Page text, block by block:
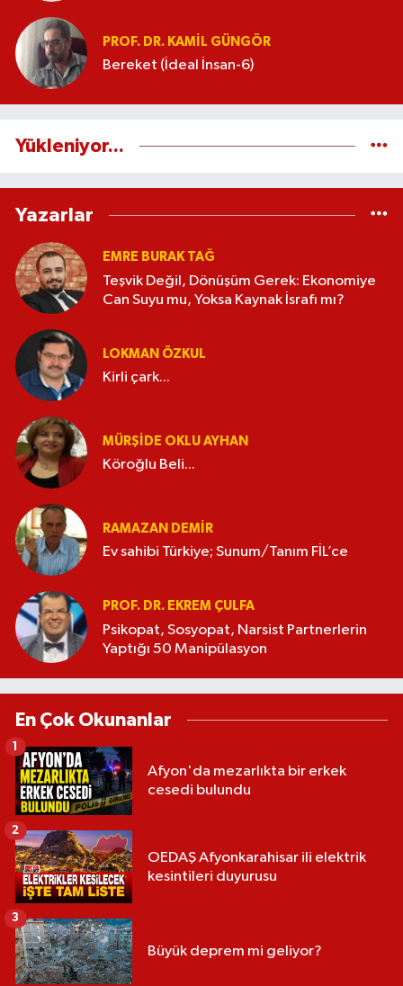
PROF. DR. KAMIL GÜNGÖR
Bereket (İdeal İnsan-6)
Yükleniyor...
Yazarlar
EMRE BURAK TAĞ
Teşvik Değil, Dönüşüm Gerek: Ekonomiye
Can Suyu mu, Yoksa Kaynak İsrafı mı?
LOKMAN ÖZKUL
Kirli çark...
MÜRŞIDE OKLU AYHAN
Köroğlu Beli...
RAMAZAN DEMİR
Ev sahibi Türkiye; Sunum/Tanım FİL’ce
PROF. DR. EKREM ÇULFA
Psikopat, Sosyopat, Narsist Partnerlerin
Yaptığı 50 Manipülasyon
En Çok Okunanlar
Afyon'da mezarlıkta bir erkek
cesedi bulundu
1
OEDAŞ Afyonkarahisar ili elektrik
kesintileri duyurusu
2
Büyük deprem mi geliyor?
3